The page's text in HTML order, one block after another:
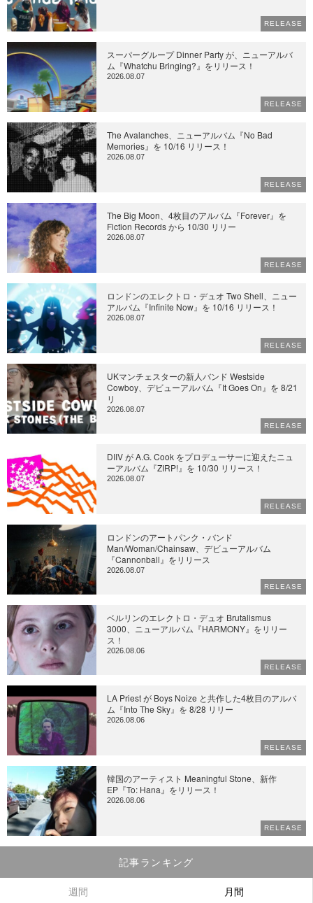
RELEASE
スーパーグループ Dinner Party が、ニューアルバ
ム『Whatchu Bringing?』をリリース！
2026.08.07
RELEASE
The Avalanches、ニューアルバム『No Bad
Memories』を 10/16 リリース！
2026.08.07
RELEASE
The Big Moon、4枚目のアルバム『Forever』を
Fiction Records から 10/30 リリー
2026.08.07
RELEASE
ロンドンのエレクトロ・デュオ Two Shell、ニュー
アルバム『Infinite Now』を 10/16 リリース！
2026.08.07
RELEASE
UKマンチェスターの新人バンド Westside
Cowboy、デビューアルバム『It Goes On』を 8/21
リ
2026.08.07
RELEASE
DIIV が A.G. Cook をプロデューサーに迎えたニュ
ーアルバム『ZIRP!』を 10/30 リリース！
2026.08.07
RELEASE
ロンドンのアートパンク・バンド
Man/Woman/Chainsaw、デビューアルバム
『Cannonball』をリリース
2026.08.07
RELEASE
ベルリンのエレクトロ・デュオ Brutalismus
3000、ニューアルバム『HARMONY』をリリー
ス！
2026.08.06
RELEASE
LA Priest が Boys Noize と共作した4枚目のアルバ
ム『Into The Sky』を 8/28 リリー
2026.08.06
RELEASE
韓国のアーティスト Meaningful Stone、新作
EP『To: Hana』をリリース！
2026.08.06
RELEASE
記事ランキング
週間 月間